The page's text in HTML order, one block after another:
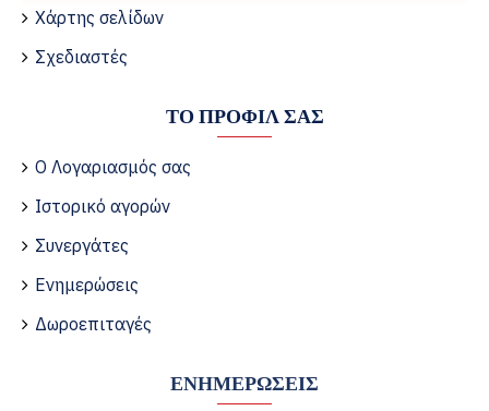
Χάρτης σελίδων
Σχεδιαστές
ΤΟ ΠΡΟΦΊΛ ΣΑΣ
Ο Λογαριασμός σας
Ιστορικό αγορών
Συνεργάτες
Ενημερώσεις
Δωροεπιταγές
ΕΝΗΜΕΡΏΣΕΙΣ